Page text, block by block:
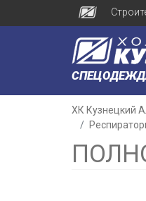
ХК Кузнецкий